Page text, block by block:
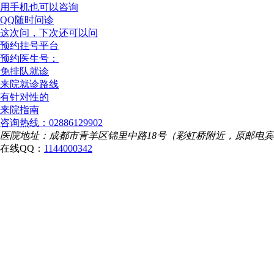
用手机也可以咨询
QQ随时问诊
这次问，下次还可以问
预约挂号平台
预约医生号：
免排队就诊
来院就诊路线
有针对性的
来院指南
咨询热线：02886129902
医院地址：成都市青羊区锦里中路18号（彩虹桥附近，原邮电
在线QQ： 1144000342